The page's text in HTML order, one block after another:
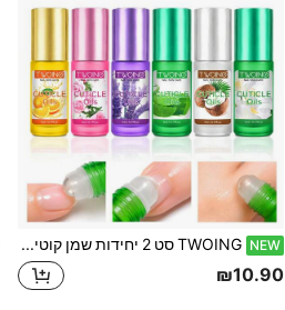
NEW TWOING סט 2 יחידות שמן קוטיקולות רול-און, 5 מ"ל כל אחד, אפשרויות ריח אלוורה, ורד וקוקוס, שמן טיפוח נייד לציפורניים וקוטיקולות עם שמן ג'וג'ובה, שמן זרעי ענבים, סקוואלן וויטמין E, לשימוש יומיומי
₪10.90